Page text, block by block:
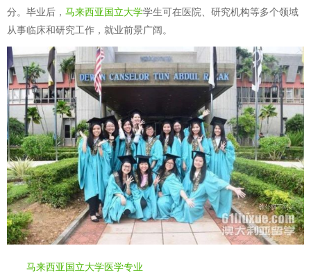
分。毕业后， 马来西亚国立大学学生可在医院、研究机构等多个领域
从事临床和研究工作，就业前景广阔。
马来西亚国立大学医学专业